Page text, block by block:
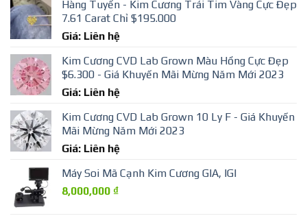
Hàng Tuyển - Kim Cương Trái Tim Vàng Cực Đẹp
7.61 Carat Chỉ $195.000
Giá: Liên hệ
Kim Cương CVD Lab Grown Màu Hồng Cực Đẹp
$6.300 - Giá Khuyến Mãi Mừng Năm Mới 2023
Giá: Liên hệ
Kim Cương CVD Lab Grown 10 Ly F - Giá Khuyến
Mãi Mừng Năm Mới 2023
Giá: Liên hệ
Máy Soi Mã Cạnh Kim Cương GIA, IGI
8,000,000 ₫